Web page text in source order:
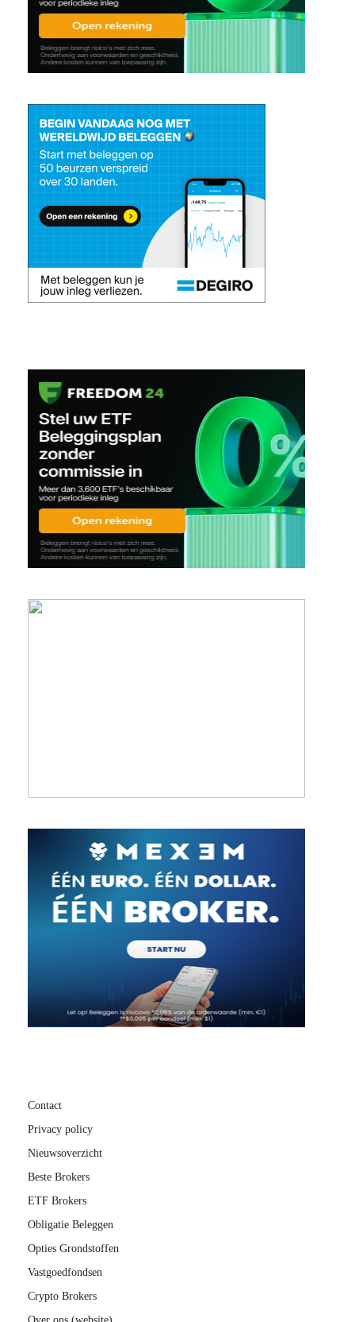
Contact
Privacy policy
Nieuwsoverzicht
Beste Brokers
ETF Brokers
Obligatie Beleggen
Opties Grondstoffen
Vastgoedfondsen
Crypto Brokers